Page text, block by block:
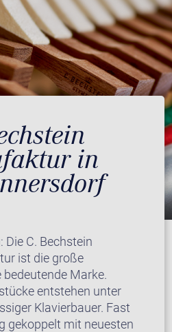
in
C. Bechstein
ist die große
Marke.
entstehen unter
Klavierbauer. Fast
gekoppelt mit neuesten